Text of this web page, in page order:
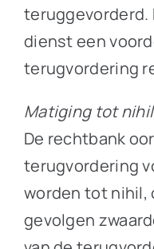
teruggevorderd.
dienst een
terugvordering
Matiging tot nihil
De rechtbank
terugvordering
worden tot nihil,
gevolgen